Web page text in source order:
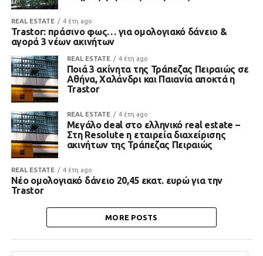
REAL ESTATE 4 έτη ago
Trastor: πράσινο φως… για ομολογιακό δάνειο &
αγορά 3 νέων ακινήτων
REAL ESTATE 4 έτη ago
Ποιά 3 ακίνητα της Τράπεζας Πειραιώς σε
Αθήνα, Χαλάνδρι και Παιανία αποκτά η
Trastor
REAL ESTATE 4 έτη ago
Μεγάλο deal στο ελληνικό real estate –
Στη Resolute η εταιρεία διαχείρισης
ακινήτων της Τράπεζας Πειραιώς
REAL ESTATE 4 έτη ago
Νέο ομολογιακό δάνειο 20,45 εκατ. ευρώ για την
Trastor
MORE POSTS